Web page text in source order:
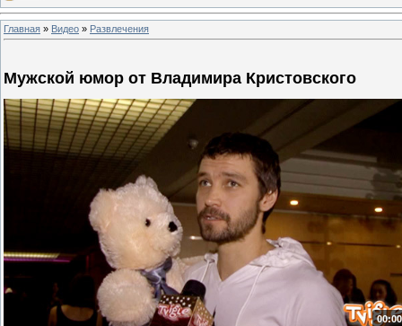
Главная » Видео » Развлечения
Мужской юмор от Владимира Кристовского